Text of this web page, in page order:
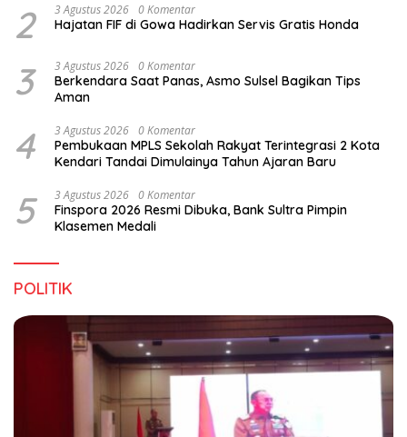
2 3 Agustus 2026 0 Komentar
Hajatan FIF di Gowa Hadirkan Servis Gratis Honda
3 3 Agustus 2026 0 Komentar
Berkendara Saat Panas, Asmo Sulsel Bagikan Tips
Aman
4 3 Agustus 2026 0 Komentar
Pembukaan MPLS Sekolah Rakyat Terintegrasi 2 Kota
Kendari Tandai Dimulainya Tahun Ajaran Baru
5 3 Agustus 2026 0 Komentar
Finspora 2026 Resmi Dibuka, Bank Sultra Pimpin
Klasemen Medali
POLITIK